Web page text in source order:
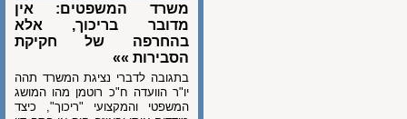
משרד המשפטים: אין
מדובר בריכוך, אלא
בהחרפה של חקיקת
הסבירות »»
בתגובה לדברי נציגת המשרד תהה
יו"ר הוועדה ח"כ רוטמן מהו המושג
המשפטי והמקצועי "ריכוך", כיצד